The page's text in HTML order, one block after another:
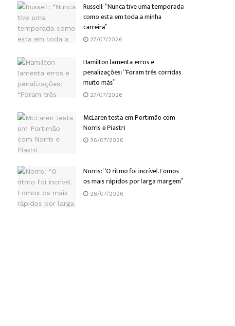
Russell: “Nunca tive uma temporada
como esta em toda a minha
carreira”
27/07/2026
Hamilton lamenta erros e
penalizações: “Foram três corridas
muito más”
27/07/2026
McLaren testa em Portimão com
Norris e Piastri
26/07/2026
Norris: “O ritmo foi incrível. Fomos
os mais rápidos por larga margem”
26/07/2026